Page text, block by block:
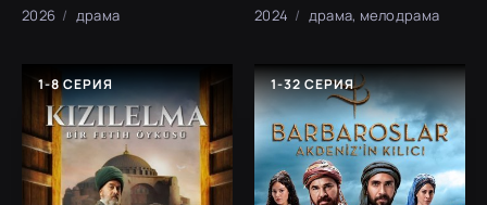
2026 драма 2024 драма, мелодрама
1-8 СЕРИЯ 1-32 СЕРИЯ